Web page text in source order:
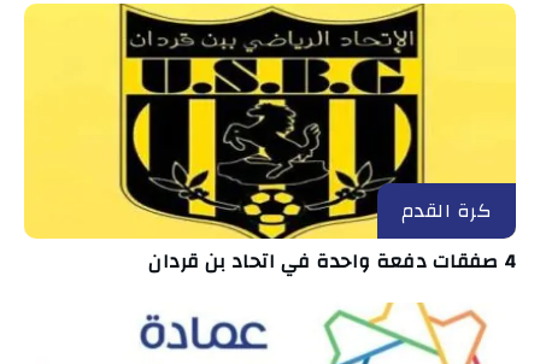
كرة القدم
4 صفقات دفعة واحدة في اتحاد بن قردان